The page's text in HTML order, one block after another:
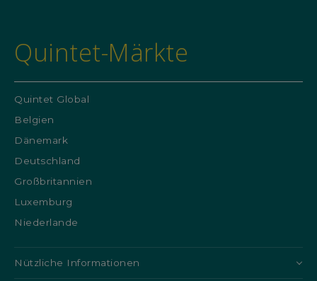
Quintet-Märkte
Quintet Global
Belgien
Dänemark
Deutschland
Großbritannien
Luxemburg
Niederlande
Nützliche Informationen